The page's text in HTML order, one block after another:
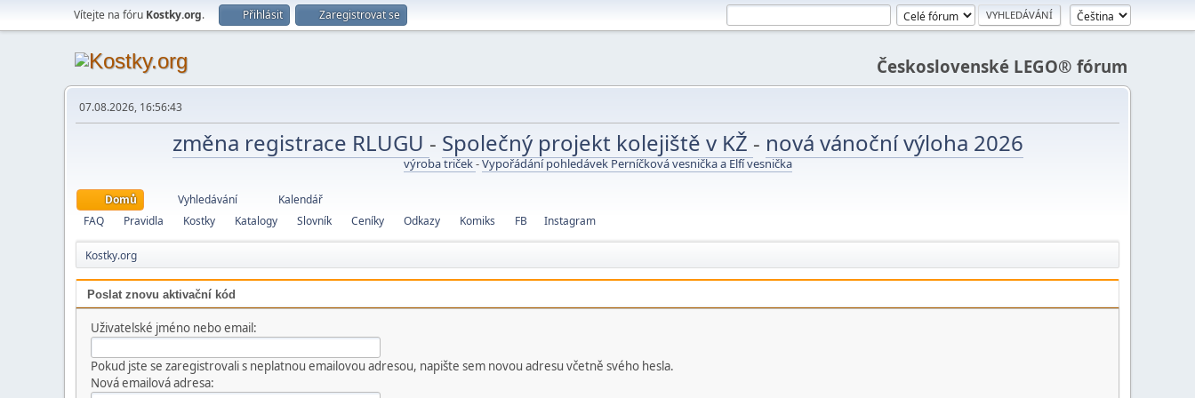
Vítejte na fóru Kostky.org. Přihlásit Zaregistrovat se
Československé LEGO® fórum
07.08.2026, 16:56:43
změna registrace RLUGU - Společný projekt kolejiště v KŽ - nová vánoční výloha 2026
výroba triček-Vypořádání pohledávek Perníčková vesnička a Elfí vesnička
Domů Vyhledávání
Kalendář
FAQ
Pravidla Kostky Katalogy Slovník Ceníky Odkazy Komiks FB Instagram
Kostky.org
Poslat znovu aktivační kód
Uživatelské jméno nebo email:
Pokud jste se zaregistrovali s neplatnou emailovou adresou, napište sem novou adresu včetně svého hesla.
Nová emailová adresa: